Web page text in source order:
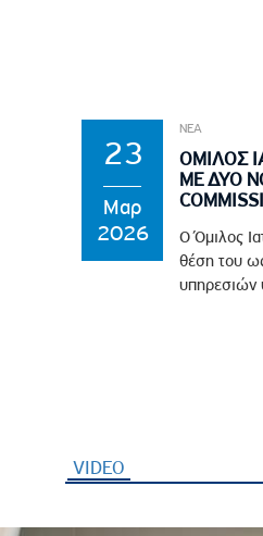
23
Μαρ
2026
ΝΕΑ
ΟΜΙΛΟΣ
ΜΕ ΔΥΟ
Ο Όμιλος
θέση του
υπηρεσιών
VIDEO